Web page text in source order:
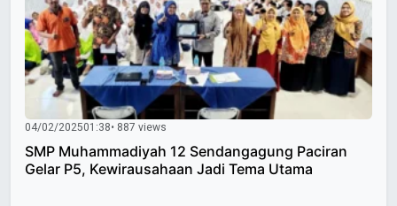
04/02/202501:38• 887 views
SMP Muhammadiyah 12 Sendangagung Paciran
Gelar P5, Kewirausahaan Jadi Tema Utama